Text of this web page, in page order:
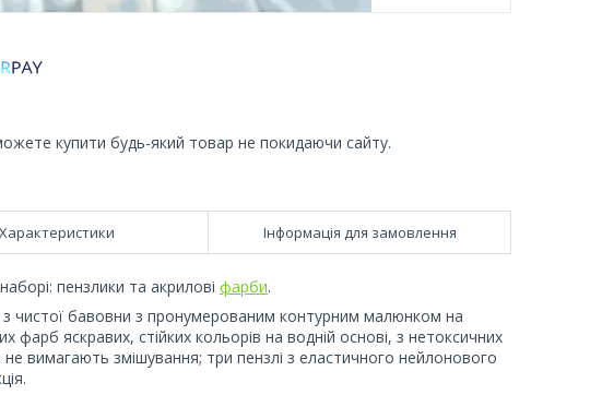
купити будь-який товар не покидаючи сайту.
Характеристики Інформація для замовлення
пензлики та акрилові фарби.
з чистої бавовни з пронумерованим контурним малюнком на
фарб яскравих, стійких кольорів на водній основі, з нетоксичних
вимагають змішування; три пензлі з еластичного нейлонового